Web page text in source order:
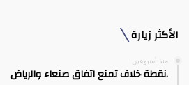
الأكثر زيارة
منذ أسبوعين
.نقطة خلاف تمنع اتفاق صنعاء والرياض